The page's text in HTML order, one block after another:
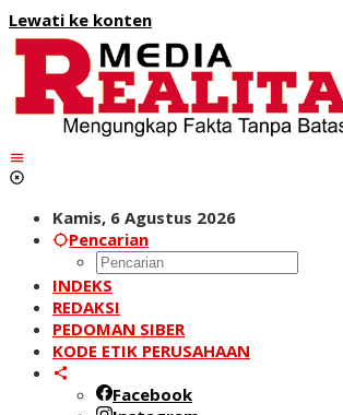
Lewati ke konten
Kamis, 6 Agustus 2026
Pencarian
INDEKS
REDAKSI
PEDOMAN SIBER
KODE ETIK PERUSAHAAN
Facebook